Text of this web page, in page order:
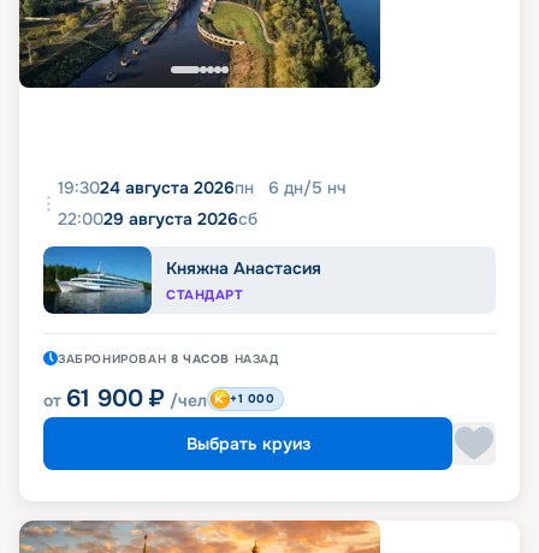
19:3024 августа 2026пн 6 дн/5 нч
22:0029 августа 2026сб
Княжна Анастасия
СТАНДАРТ
ЗАБРОНИРОВАН 8 ЧАСОВ НАЗАД
от 61 900 ₽ /чел +1 000
Выбрать круиз